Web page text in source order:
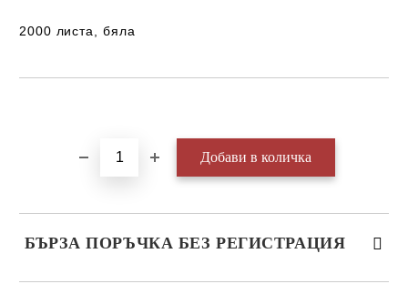
2000 листа, бяла
БЪРЗА ПОРЪЧКА БЕЗ РЕГИСТРАЦИЯ